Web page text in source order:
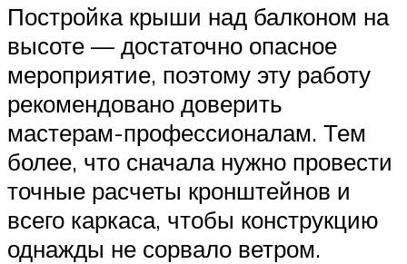
Постройка крыши над балконом на
высоте — достаточно опасное
мероприятие, поэтому эту работу
рекомендовано доверить
мастерам-профессионалам. Тем
более, что сначала нужно провести
точные расчеты кронштейнов и
всего каркаса, чтобы конструкцию
однажды не сорвало ветром.